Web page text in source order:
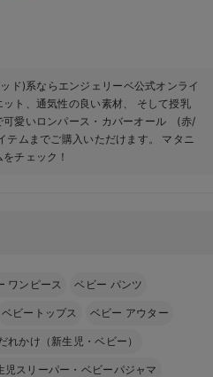
ド)系ならエンジェリーベ公式オンライ
ト、通気性の良い素材、 そして授乳
可愛いロンパース・カバーオール (赤/
テムまでご購入いただけます。 マタニ
チェック！
ワンピース ベビー パンツ
ベビートップス ベビー アウター
れかけ（新生児・ベビー）
児スリーパー・ベビーパジャマ